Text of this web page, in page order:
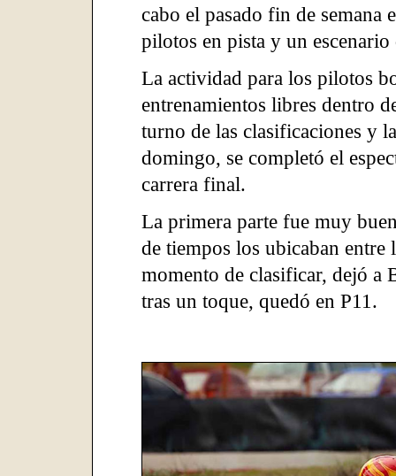
cabo el pasado fin de semana
pilotos en pista y un
La actividad para los pilotos
entrenamientos libres dentro
turno de las clasificaciones y
domingo, se completó el
carrera final.
La primera parte fue muy
de tiempos los ubicaban
momento de clasificar, dejó a
tras un toque, quedó en P11.